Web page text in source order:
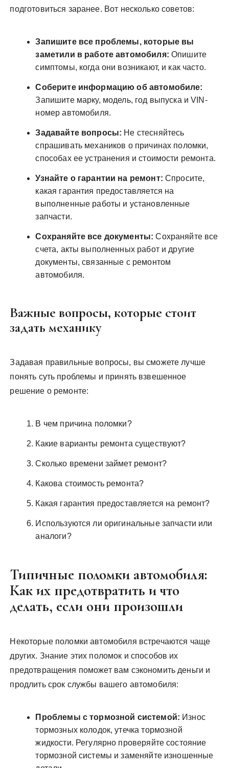
подготовиться заранее. Вот несколько советов:
Запишите все проблемы, которые вы
заметили в работе автомобиля: Опишите
симптомы, когда они возникают, и как часто.
Соберите информацию об автомобиле:
Запишите марку, модель, год выпуска и VIN-
номер автомобиля.
Задавайте вопросы: Не стесняйтесь
спрашивать механиков о причинах поломки,
способах ее устранения и стоимости ремонта.
Узнайте о гарантии на ремонт: Спросите,
какая гарантия предоставляется на
выполненные работы и установленные
запчасти.
Сохраняйте все документы: Сохраняйте все
счета, акты выполненных работ и другие
документы, связанные с ремонтом
автомобиля.
Важные вопросы, которые стоит
задать механику
Задавая правильные вопросы, вы сможете лучше
понять суть проблемы и принять взвешенное
решение о ремонте:
В чем причина поломки?
Какие варианты ремонта существуют?
Сколько времени займет ремонт?
Какова стоимость ремонта?
Какая гарантия предоставляется на ремонт?
Используются ли оригинальные запчасти или
аналоги?
Типичные поломки автомобиля:
Как их предотвратить и что
делать, если они произошли
Некоторые поломки автомобиля встречаются чаще
других. Знание этих поломок и способов их
предотвращения поможет вам сэкономить деньги и
продлить срок службы вашего автомобиля:
Проблемы с тормозной системой: Износ
тормозных колодок, утечка тормозной
жидкости. Регулярно проверяйте состояние
тормозной системы и заменяйте изношенные